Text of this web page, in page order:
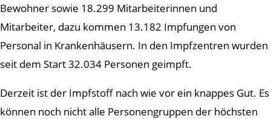
Bewohner sowie 18.299 Mitarbeiterinnen und
Mitarbeiter, dazu kommen 13.182 Impfungen von
Personal in Krankenhäusern. In den Impfzentren wurden
seit dem Start 32.034 Personen geimpft.
Derzeit ist der Impfstoff nach wie vor ein knappes Gut. Es
können noch nicht alle Personengruppen der höchsten